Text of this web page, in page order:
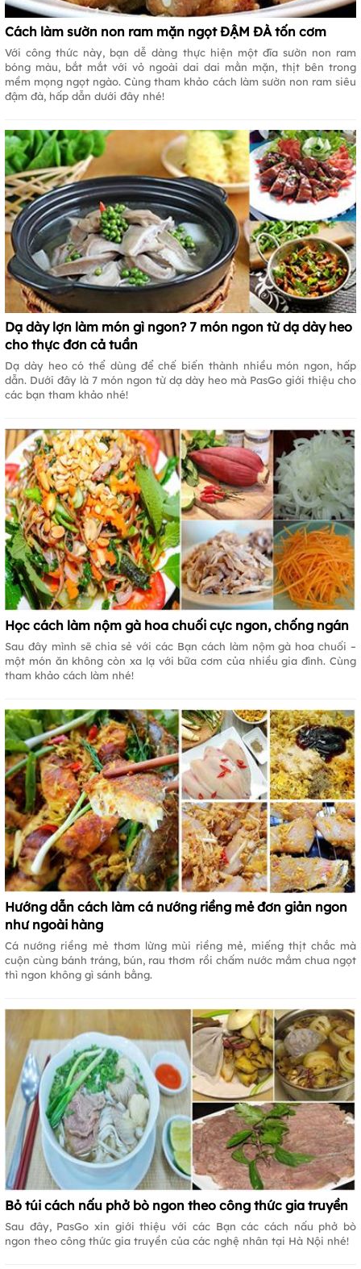
Cách làm sườn non ram mặn ngọt ĐẬM ĐÀ tốn cơm
Với công thức này, bạn dễ dàng thực hiện một đĩa sườn non ram
bóng màu, bắt mắt với vỏ ngoài dai dai mằn mặn, thịt bên trong
mềm mọng ngọt ngào. Cùng tham khảo cách làm sườn non ram siêu
đậm đà, hấp dẫn dưới đây nhé!
Dạ dày lợn làm món gì ngon? 7 món ngon từ dạ dày heo
cho thực đơn cả tuần
Dạ dày heo có thể dùng để chế biến thành nhiều món ngon, hấp
dẫn. Dưới đây là 7 món ngon từ dạ dày heo mà PasGo giới thiệu cho
các bạn tham khảo nhé!
Học cách làm nộm gà hoa chuối cực ngon, chống ngán
Sau đây mình sẽ chia sẻ với các Bạn cách làm nộm gà hoa chuối –
một món ăn không còn xa lạ với bữa cơm của nhiều gia đình. Cùng
tham khảo cách làm nhé!
Hướng dẫn cách làm cá nướng riềng mẻ đơn giản ngon
như ngoài hàng
Cá nướng riềng mẻ thơm lừng mùi riềng mẻ, miếng thịt chắc mà
cuộn cùng bánh tráng, bún, rau thơm rồi chấm nước mắm chua ngọt
thì ngon không gì sánh bằng.
Bỏ túi cách nấu phở bò ngon theo công thức gia truyền
Sau đây, PasGo xin giới thiệu với các Bạn các cách nấu phở bò
ngon theo công thức gia truyền của các nghệ nhân tại Hà Nội nhé!